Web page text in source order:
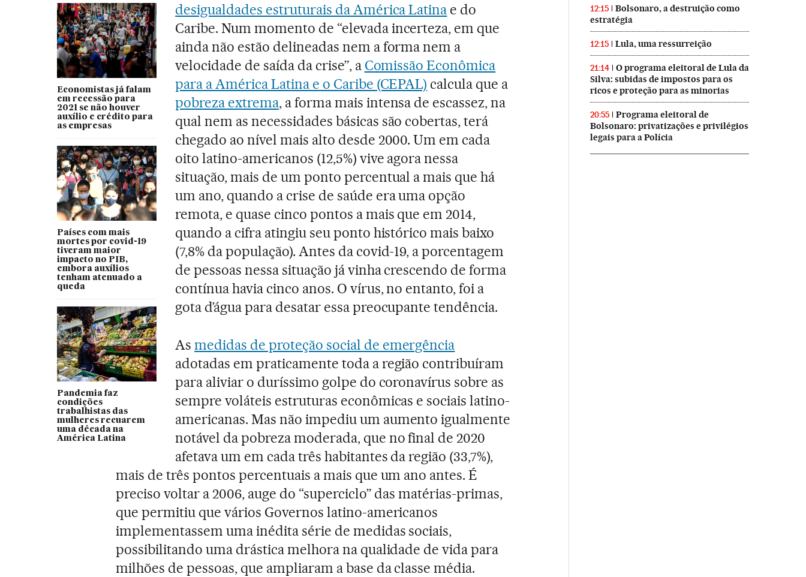
Economistas já falam
em recessão para
2021 se não houver
auxílio e crédito para
as empresas
Países com mais
mortes por covid-19
tiveram maior
impacto no PIB,
embora auxílios
tenham atenuado a
queda
Pandemia faz
condições
trabalhistas das
mulheres recuarem
uma década na
América Latina
desigualdades estruturais da América Latina e do
Caribe. Num momento de “elevada incerteza, em que
ainda não estão delineadas nem a forma nem a
velocidade de saída da crise”, a Comissão Econômica
para a América Latina e o Caribe (CEPAL) calcula que a
pobreza extrema, a forma mais intensa de escassez, na
qual nem as necessidades básicas são cobertas, terá
chegado ao nível mais alto desde 2000. Um em cada
oito latino-americanos (12,5%) vive agora nessa
situação, mais de um ponto percentual a mais que há
um ano, quando a crise de saúde era uma opção
remota, e quase cinco pontos a mais que em 2014,
quando a cifra atingiu seu ponto histórico mais baixo
(7,8% da população). Antes da covid-19, a porcentagem
de pessoas nessa situação já vinha crescendo de forma
contínua havia cinco anos. O vírus, no entanto, foi a
gota d’água para desatar essa preocupante tendência.
Asmedidas de proteção social de emergência
adotadas em praticamente toda a região contribuíram
para aliviar o duríssimo golpe do coronavírus sobre as
sempre voláteis estruturas econômicas e sociais latino-
americanas. Mas não impediu um aumento igualmente
notável da pobreza moderada, que no final de 2020
afetava um em cada três habitantes da região (33,7%),
mais de três pontos percentuais a mais que um ano antes. É
preciso voltar a 2006, auge do “superciclo” das matérias-primas,
que permitiu que vários Governos latino-americanos
implementassem uma inédita série de medidas sociais,
possibilitando uma drástica melhora na qualidade de vida para
milhões de pessoas, que ampliaram a base da classe média.
12:15
Bolsonaro, a destruição como
estratégia
12:15 Lula, uma ressurreição
21:14
O programa eleitoral de Lula da
Silva: subidas de impostos para os
ricos e proteção para as minorias
20:55
Programa eleitoral de
Bolsonaro: privatizações e privilégios
legais para a Polícia